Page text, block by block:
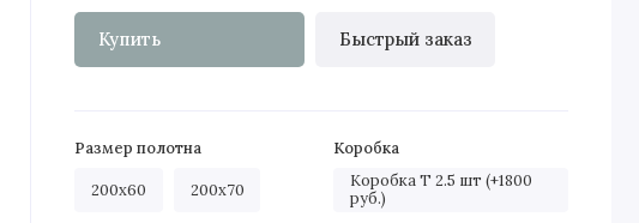
Купить Быстрый заказ
Размер полотна
200х60 200х70
Коробка
Коробка Т 2.5 шт (+1800
руб.)